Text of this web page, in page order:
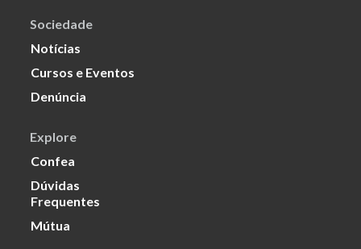
Sociedade
Notícias
Cursos e Eventos
Denúncia
Explore
Confea
Dúvidas
Frequentes
Mútua